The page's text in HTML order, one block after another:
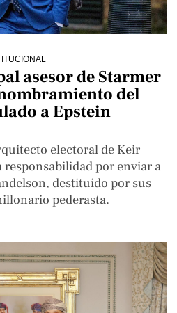
asesor de Starmer
del
a Epstein
electoral de Keir
responsabilidad por enviar a
destituido por sus
pederasta.